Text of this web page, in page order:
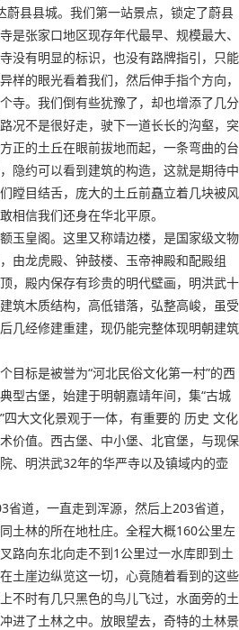
蔚县县城。我们第一站景点，锁定了蔚县
是张家口地区现存年代最早、规模最大、
没有明显的标识，也没有路牌指引，只能
样的眼光看着我们，然后伸手指个方向，
寺。我们倒有些犹豫了，却也增添了几分
况不是很好走，驶下一道长长的沟壑，突
正的土丘在眼前拔地而起，一条弯曲的台
隐约可以看到建筑的构造，这就是期待中
瞠目结舌，庞大的土丘前矗立着几块被风
相信我们还身在华北平原。
玉皇阁。这里又称靖边楼，是国家级文物
由龙虎殿、钟鼓楼、玉帝神殿和配殿组
，殿内保存有珍贵的明代壁画，明洪武十
筑木质结构，高低错落，弘整高峻，虽受
几经修建重建，现仍能完整体现明朝建筑
目标是被誉为“河北民俗文化第一村”的西
型古堡，始建于明朝嘉靖年间，集“古城
大文化景观于一体，有重要的 历史 文化
价值。西古堡、中小堡、北官堡，与现保
、明洪武32年的华严寺以及镇域内的壶
道，一直走到浑源，然后上203省道，
土林的所在地杜庄。全程大概160公里左
路向东北向走不到1公里过一水库即到土
土崖边纵览这一切，心竟随着看到的这些
不时有几只黑色的鸟儿飞过，水面旁的土
进了土林之中。放眼望去，奇特的土林景